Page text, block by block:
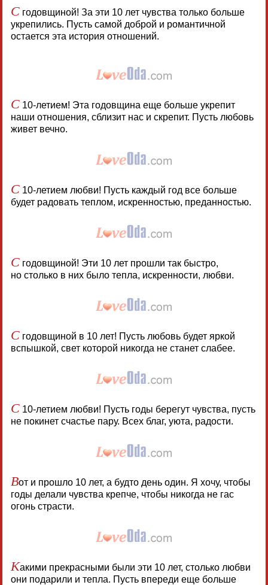
Сгодовщиной! За эти 10 лет чувства только больше
укрепились. Пусть самой доброй и романтичной
остается эта история отношений.
С10-летием! Эта годовщина еще больше укрепит
наши отношения, сблизит нас и скрепит. Пусть любовь
живет вечно.
С10-летием любви! Пусть каждый год все больше
будет радовать теплом, искренностью, преданностью.
Сгодовщиной! Эти 10 лет прошли так быстро,
но столько в них было тепла, искренности, любви.
Сгодовщиной в 10 лет! Пусть любовь будет яркой
вспышкой, свет которой никогда не станет слабее.
С10-летием любви! Пусть годы берегут чувства, пусть
не покинет счастье пару. Всех благ, уюта, радости.
Вот и прошло 10 лет, а будто день один. Я хочу, чтобы
годы делали чувства крепче, чтобы никогда не гас
огонь страсти.
Какими прекрасными были эти 10 лет, столько любви
они подарили и тепла. Пусть впереди еще больше